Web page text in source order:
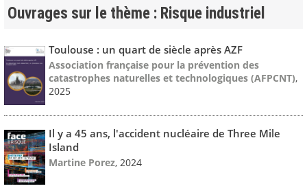
Ouvrages sur le thème : Risque industriel
Toulouse : un quart de siècle après AZF
Association française pour la prévention des
catastrophes naturelles et technologiques (AFPCNT),
2025
Il y a 45 ans, l'accident nucléaire de Three Mile
Island
Martine Porez, 2024